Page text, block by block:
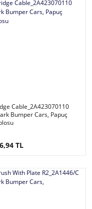
Cable_2A423070110
Bumper Cars, Papuç
TL